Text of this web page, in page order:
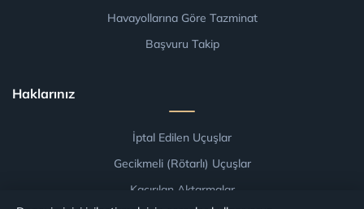
Havayollarına Göre Tazminat
Başvuru Takip
Haklarınız
İptal Edilen Uçuşlar
Gecikmeli (Rötarlı) Uçuşlar
Kaçırılan Aktarmalar